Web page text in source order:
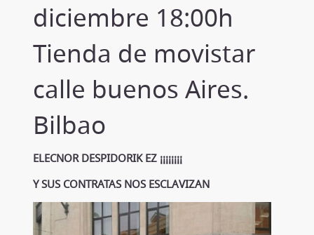
diciembre 18:00h
Tienda de movistar
calle buenos Aires.
Bilbao
ELECNOR DESPIDORIK EZ ¡¡¡¡¡¡¡¡
Y SUS CONTRATAS NOS ESCLAVIZAN